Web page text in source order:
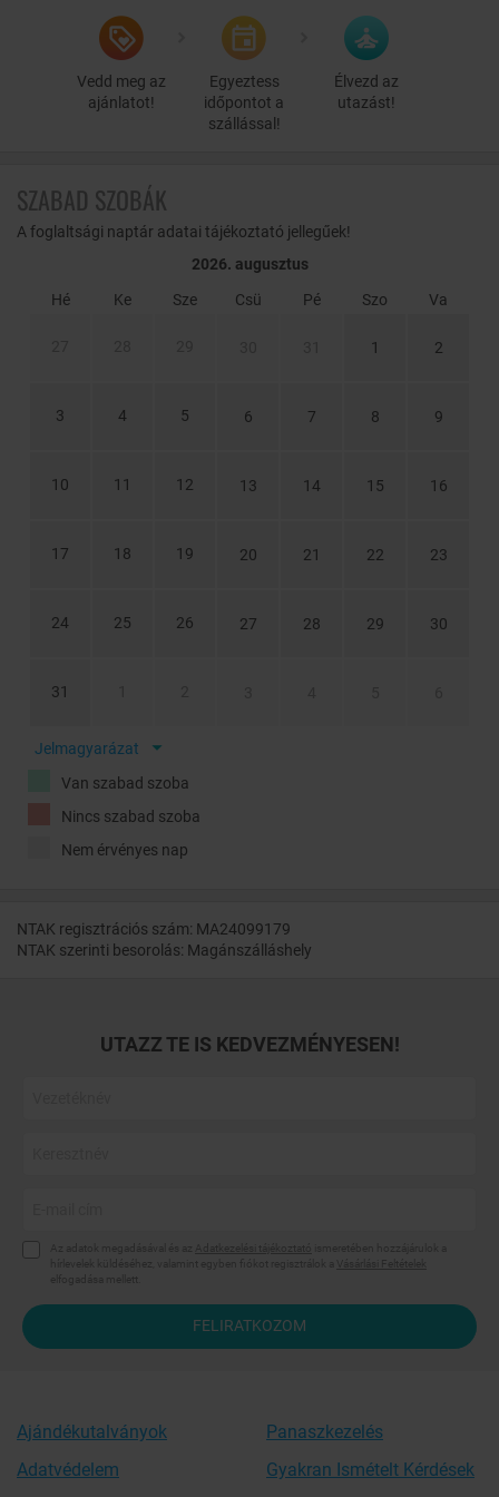
A Birtokközpont ideális kiindulópont a Balaton-felvidék
felfedezéséhez. A környéken számos kirándulási lehetőség várja az
aktív pihenés kedvelőit, legyen szó túrázásról, kerékpározásról vagy
akár horgászatról. A közeli Balaton-part pedig tökéletes helyszín a
vízi sportok szerelmeseinek.
Vedd meg az
ajánlatot!
Egyeztess
időpontot a
szállással!
Élvezd az
utazást!
SZABAD SZOBÁK
A foglaltsági naptár adatai tájékoztató jellegűek!
2026. augusztus
Hé
Ke Sze Csü Pé Szo Va
1 2
3 4 5 6 7 8 9
10 11 12 13 14 15 16
17 18 19 20 21 22 23
24 25 26 27 28 29 30
31
Jelmagyarázat
Van szabad szoba
Nincs szabad szoba
Nem érvényes nap
NTAK regisztrációs szám: MA24099179
NTAK szerinti besorolás: Magánszálláshely
UTAZZ TE IS KEDVEZMÉNYESEN!
FELIRATKOZOM
Ajándékutalványok
Adatvédelem
Panaszkezelés
Gyakran Ismételt Kérdések